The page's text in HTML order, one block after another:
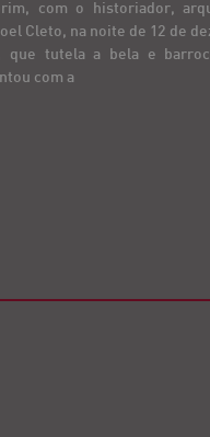
com o historiador,
Cleto, na noite de 12 de
que tutela a bela e
com a